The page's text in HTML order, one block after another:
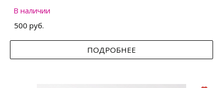
В наличии
500 руб.
ПОДРОБНЕЕ